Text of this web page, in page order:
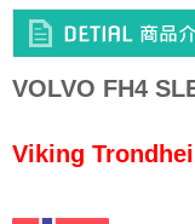
VOLVO FH4
Viking